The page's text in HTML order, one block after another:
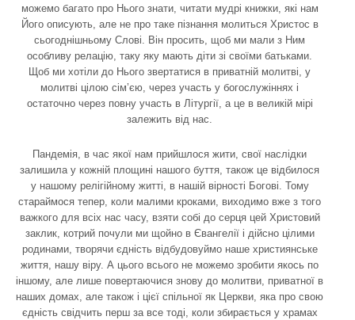
можемо багато про Нього знати, читати мудрі книжки, які нам
Його описують, але не про таке пізнання молиться Христос в
сьогоднішньому Слові. Він просить, щоб ми мали з Ним
особливу релацію, такy яку мають діти зі своїми батьками.
Щоб ми хотіли до Нього звертатися в приватній молитві, у
молитві цілою сім’єю, через участь у богослужіннях і
остаточно через повну участь в Літургії, а це в великій мірі
залежить від нас.
Пандемія, в час якої нам прийшлося жити, свої наслідки
залишила у кожній площині нашого буття, також це відбилося
у нашому релігійному житті, в нашій вірності Богові. Тому
стараймося тепер, коли малими кроками, виходимо вже з того
важкого для всіх нас часу, взяти собі до серця цей Христовий
заклик, котрий почули ми щойно в Євангелії і дійсно цілими
родинами, творячи єдність відбудовуймо наше християнське
життя, нашу віру. А цього всього не можемо зробити якось по
іншому, але лише повертаючися знову до молитви, приватної в
наших домах, але також і цієї спільної як Церкви, яка про свою
єдність свідчить перш за все тоді, коли збирається у храмах